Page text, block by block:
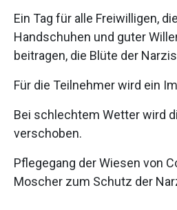
Ein Tag für alle Freiwilligen,
Handschuhen und guter
beitragen, die Blüte der
Für die Teilnehmer wird ein
Bei schlechtem Wetter wird
verschoben.
Pflegegang der Wiesen von
Moscher zum Schutz der